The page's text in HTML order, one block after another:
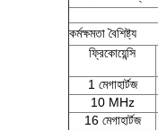
কর্মক্ষমতা বৈশিষ্ট্য
ফ্রিকোয়েন্সি
1 মেগাহার্টজ
10 MHz
16 মেগাহার্টজ